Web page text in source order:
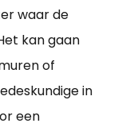
waar de
kan gaan
of
in
een